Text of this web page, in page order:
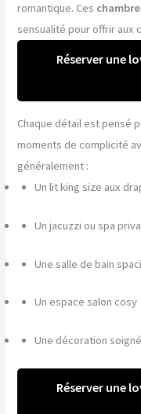
romantique. Ces
sensualité pour offrir aux
Réserver une
Chaque détail est pensé
moments de complicité
généralement :
Un lit king size aux
Un jacuzzi ou spa
Une salle de bain
Un espace salon cosy
Une décoration
Réserver une